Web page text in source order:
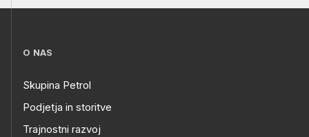
O NAS
Skupina Petrol
Podjetja in storitve
Trajnostni razvoj